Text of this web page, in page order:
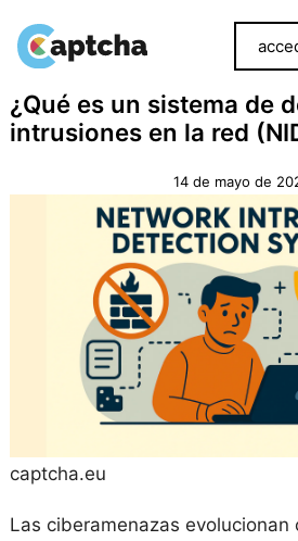
alal
¿Qué es un sistema de
intrusiones en la red
14 de mayo de
captcha.eu
Las ciberamenazas